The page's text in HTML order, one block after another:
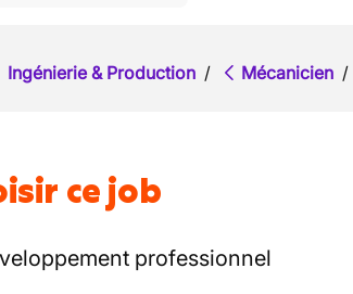
Ingénierie & Production / Mécanicien /
ce job
professionnel